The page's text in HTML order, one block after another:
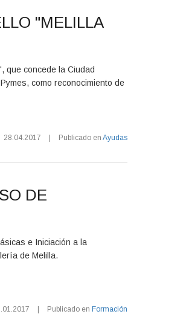
"MELILLA
que concede la Ciudad
como reconocimiento de
28.04.2017 Publicado en Ayudas
DE
e Iniciación a la
de Melilla.
Publicado en Formación